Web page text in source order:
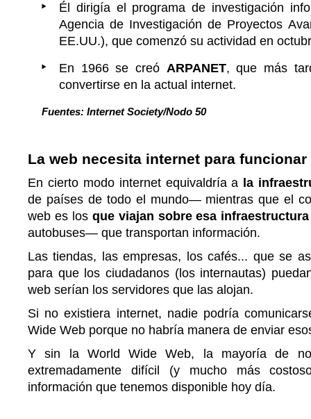
Él dirigía el programa de investigación
Agencia de Investigación de Proyectos
EE.UU.), que comenzó su actividad en
En 1966 se creó ARPANET, que más
convertirse en la actual internet.
Fuentes: Internet Society/Nodo 50
La web necesita internet para funcionar
En cierto modo internet equivaldría a la
de países de todo el mundo— mientras que el
web es losque viajan sobre esa infraestructura
autobuses— que transportan información.
Las tiendas, las empresas, los cafés... que se
para que los ciudadanos (los internautas)
web serían los servidores que las alojan.
Si no existiera internet, nadie podría
Wide Web porque no habría manera de enviar
Y sin la World Wide Web, la mayoría de
extremadamente difícil (y mucho más
información que tenemos disponible hoy día.